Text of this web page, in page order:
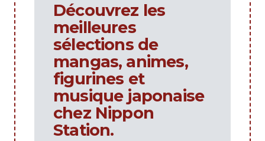
Découvrez les
meilleures
sélections de
mangas, animes,
figurines et
musique japonaise
chez Nippon
Station.